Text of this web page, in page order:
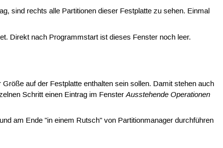
sind rechts alle Partitionen dieser Festplatte zu sehen. Einmal
Direkt nach Programmstart ist dieses Fenster noch leer.
auf der Festplatte enthalten sein sollen. Damit stehen auch
Schritt einen Eintrag im FensterAusstehende Operationen
am Ende "in einem Rutsch" von Partitionmanager durchführen